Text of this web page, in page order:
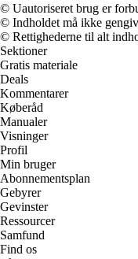
© Uautoriseret brug er
© Indholdet må ikke
© Rettighederne til alt
Sektioner
Gratis materiale
Deals
Kommentarer
Køberåd
Manualer
Visninger
Profil
Min bruger
Abonnementsplan
Gebyrer
Gevinster
Ressourcer
Samfund
Find os